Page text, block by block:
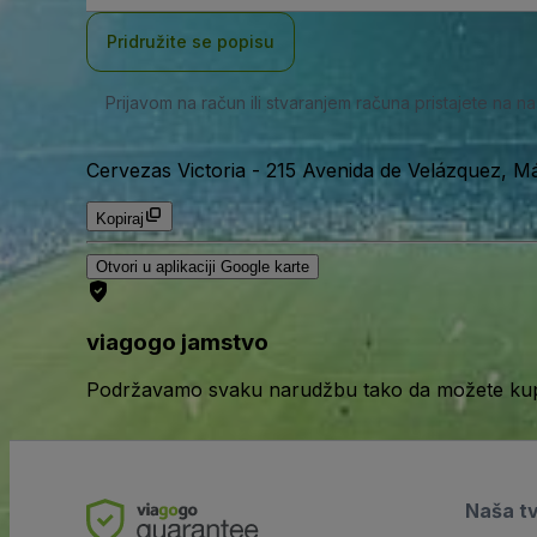
Pridružite se popisu
Prijavom na račun ili stvaranjem računa pristajete na
Cervezas Victoria - 215 Avenida de Velázquez,
Kopiraj
Otvori u aplikaciji Google karte
viagogo jamstvo
Podržavamo svaku narudžbu tako da možete
Naša